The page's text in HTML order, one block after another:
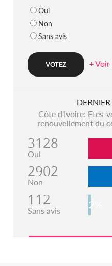
Oui
Non
Sans avis
+
Côte d'Ivoire: Etes-
renouvellement du
3128
Oui
2902
Non
112
Sans avis 2%